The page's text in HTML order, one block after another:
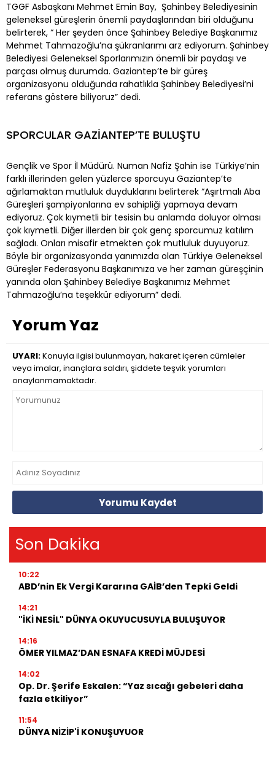
TGGF Asbaşkanı Mehmet Emin Bay, Şahinbey Belediyesinin
geleneksel güreşlerin önemli paydaşlarından biri olduğunu
belirterek, “ Her şeyden önce Şahinbey Belediye Başkanımız
Mehmet Tahmazoğlu’na şükranlarımı arz ediyorum. Şahinbey
Belediyesi Geleneksel Sporlarımızın önemli bir paydaşı ve
parçası olmuş durumda. Gaziantep’te bir güreş
organizasyonu olduğunda rahatlıkla Şahinbey Belediyesi’ni
referans göstere biliyoruz” dedi.
SPORCULAR GAZİANTEP’TE BULUŞTU
Gençlik ve Spor İl Müdürü. Numan Nafiz Şahin ise Türkiye’nin
farklı illerinden gelen yüzlerce sporcuyu Gaziantep’te
ağırlamaktan mutluluk duyduklarını belirterek “Aşırtmalı Aba
Güreşleri şampiyonlarına ev sahipliği yapmaya devam
ediyoruz. Çok kıymetli bir tesisin bu anlamda doluyor olması
çok kıymetli. Diğer illerden bir çok genç sporcumuz katılım
sağladı. Onları misafir etmekten çok mutluluk duyuyoruz.
Böyle bir organizasyonda yanımızda olan Türkiye Geleneksel
Güreşler Federasyonu Başkanımıza ve her zaman güreşçinin
yanında olan Şahinbey Belediye Başkanımız Mehmet
Tahmazoğlu’na teşekkür ediyorum” dedi.
Yorum Yaz
UYARI:Konuyla ilgisi bulunmayan, hakaret içeren cümleler
veya imalar, inançlara saldırı, şiddete teşvik yorumları
onaylanmamaktadır.
Yorumu Kaydet
Son Dakika
10:22
ABD’nin Ek Vergi Kararına GAİB’den Tepki Geldi
14:21
"İKİ NESİL" DÜNYA OKUYUCUSUYLA BULUŞUYOR
14:16
ÖMER YILMAZ’DAN ESNAFA KREDİ MÜJDESİ
14:02
Op. Dr. Şerife Eskalen: “Yaz sıcağı gebeleri daha
fazla etkiliyor”
11:54
DÜNYA NİZİP'İ KONUŞUYUOR